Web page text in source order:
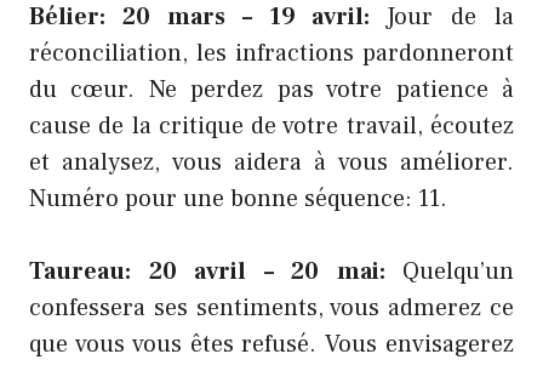
Bélier: 20 mars – 19 avril: Jour de la
réconciliation, les infractions pardonneront
du cœur. Ne perdez pas votre patience à
cause de la critique de votre travail, écoutez
et analysez, vous aidera à vous améliorer.
Numéro pour une bonne séquence: 11.
Taureau: 20 avril – 20 mai: Quelqu’un
confessera ses sentiments, vous admerez ce
que vous vous êtes refusé. Vous envisagerez